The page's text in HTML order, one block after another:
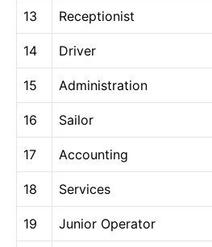
13 Receptionist
14 Driver
15 Administration
16 Sailor
17 Accounting
18 Services
19 Junior Operator